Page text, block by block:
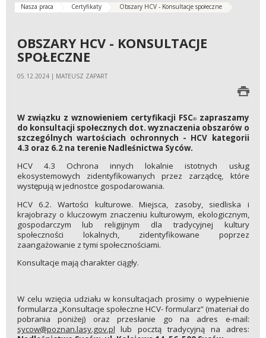
Nasza praca Certyfikaty Obszary HCV - Konsultacje społeczne
OBSZARY HCV - KONSULTACJE
SPOŁECZNE
05.12.2024 | MATEUSZ ZAPART
W związku z wznowieniem certyfikacji FSC®zapraszamy
do konsultacji społecznych dot. wyznaczenia obszarów o
szczególnych wartościach ochronnych - HCV kategorii
4.3 oraz 6.2 na terenie Nadleśnictwa Syców.
HCV 4.3 Ochrona innych lokalnie istotnych usług
ekosystemowych zidentyfikowanych przez zarządcę, które
występują w jednostce gospodarowania.
HCV 6.2. Wartości kulturowe. Miejsca, zasoby, siedliska i
krajobrazy o kluczowym znaczeniu kulturowym, ekologicznym,
gospodarczym lub religijnym dla tradycyjnej kultury
społeczności lokalnych, zidentyfikowane poprzez
zaangażowanie z tymi społecznościami.
Konsultacje mają charakter ciągły.
W celu wzięcia udziału w konsultacjach prosimy o wypełnienie
formularza „Konsultacje społeczne HCV- formularz” (materiał do
pobrania poniżej) oraz przesłanie go na adres e-mail:
sycow@poznan.lasy.gov.pl lub pocztą tradycyjną na adres: